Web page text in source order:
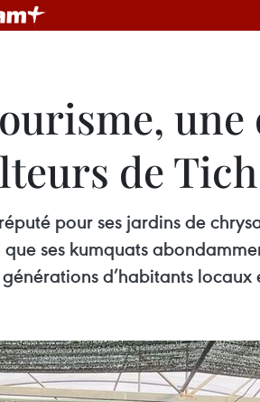
de
pour ses jardins de
ses kumquats
d’habitants